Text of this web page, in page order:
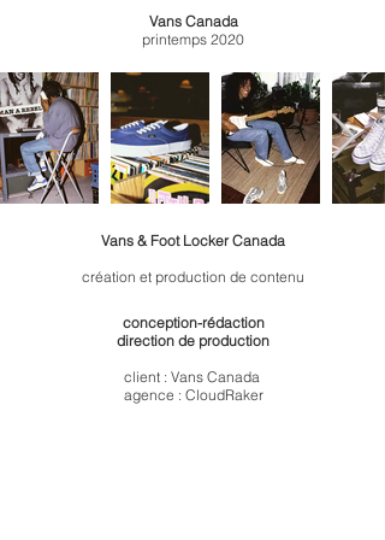
Vans Canada
printemps 2020
Vans & Foot Locker Canada
création et production de contenu
conception-rédaction
direction de production
client : Vans Canada
agence : CloudRaker